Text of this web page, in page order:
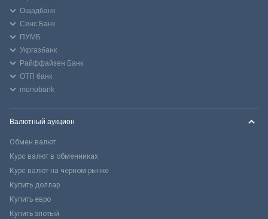
Ощадбанк
Сенс Банк
ПУМБ
Укргазбанк
Райффайзен Банк
ОТП банк
monobank
Валютный аукцион
Обмен валют
Курс валют в обменниках
Курс валют на черном рынке
Купить доллар
Купить евро
Купить злотый